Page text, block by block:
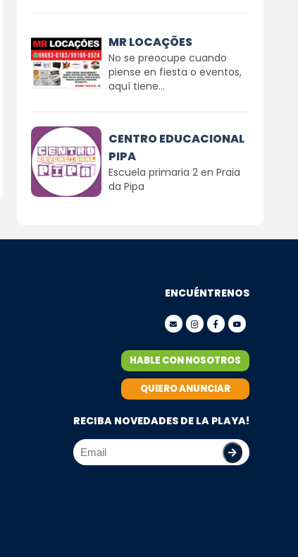
MR LOCAÇÕES
No se preocupe cuando
piense en fiesta o eventos,
aquí tiene...
CENTRO EDUCACIONAL
PIPA
Escuela primaria 2 en Praia
da Pipa
ENCUÉNTRENOS
HABLE CON NOSOTROS
QUIERO ANUNCIAR
RECIBA NOVEDADES DE LA PLAYA!